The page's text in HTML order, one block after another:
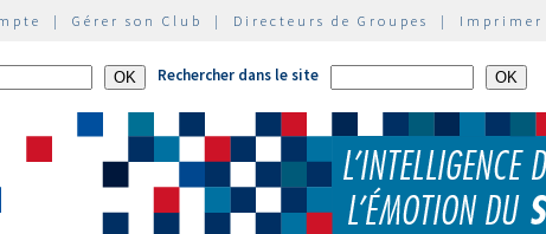
| Gérer son Club | Directeurs de Groupes | Imprimer
Rechercher dans le site